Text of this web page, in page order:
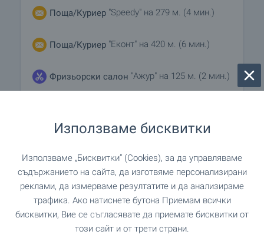
Поща/Куриер "Speedy" на 279 м. (4 мин.)
Поща/Куриер "Еконт" на 420 м. (6 мин.)
Фризьорски салон "Ажур" на 125 м. (2 мин.)
Ветеринарен лекар на 664 м. (8 мин.)
ЗАВЕДЕНИЯ
Използваме бисквитки
Използваме „Бисквитки“ (Cookies), за да управляваме
съдържанието на сайта, да изготвяме персонализирани
реклами, да измерваме резултатите и да анализираме
трафика. Ако натиснете бутона Приемам всички
бисквитки, Вие се съгласявате да приемате бисквитки от
този сайт и от трети страни.